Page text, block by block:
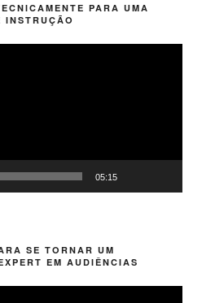
PARA UMA
INSTRUÇÃO
05:15
SE TORNAR UM
EM AUDIÊNCIAS